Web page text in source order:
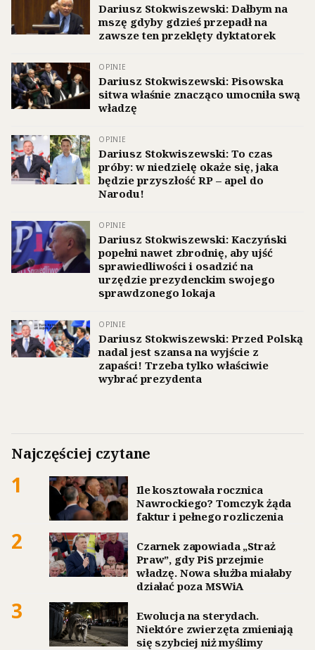
Dariusz Stokwiszewski: Dałbym na
mszę gdyby gdzieś przepadł na
zawsze ten przeklęty dyktatorek
OPINIE
Dariusz Stokwiszewski: Pisowska
sitwa właśnie znacząco umocniła swą
władzę
OPINIE
Dariusz Stokwiszewski: To czas
próby: w niedzielę okaże się, jaka
będzie przyszłość RP – apel do
Narodu!
OPINIE
Dariusz Stokwiszewski: Kaczyński
popełni nawet zbrodnię, aby ujść
sprawiedliwości i osadzić na
urzędzie prezydenckim swojego
sprawdzonego lokaja
OPINIE
Dariusz Stokwiszewski: Przed Polską
nadal jest szansa na wyjście z
zapaści! Trzeba tylko właściwie
wybrać prezydenta
Najczęściej czytane
1
Ile kosztowała rocznica
Nawrockiego? Tomczyk żąda
faktur i pełnego rozliczenia
2
Czarnek zapowiada „Straż
Praw”, gdy PiS przejmie
władzę. Nowa służba miałaby
działać poza MSWiA
3
Ewolucja na sterydach.
Niektóre zwierzęta zmieniają
się szybciej niż myślimy